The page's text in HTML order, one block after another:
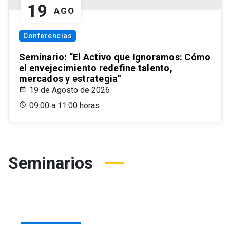
19 AGO
Conferencias
Seminario: “El Activo que Ignoramos: Cómo
el envejecimiento redefine talento,
mercados y estrategia”
19 de Agosto de 2026
09:00 a 11:00 horas
Seminarios